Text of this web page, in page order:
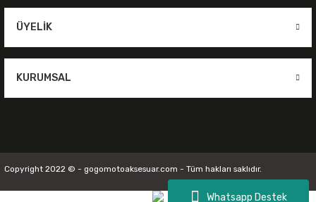
Whatsapp Destek
ÜYELIK
KURUMSAL
Copyright 2022 © - gogomotoaksesuar.com - Tüm hakları saklıdır.